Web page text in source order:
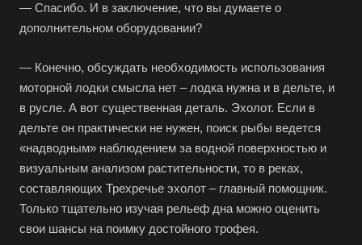
— Спасибо. И в заключение, что вы думаете о
дополнительном оборудовании?
— Конечно, обсуждать необходимость использования
моторной лодки смысла нет – лодка нужна и в дельте, и
в русле. А вот существенная деталь. Эхолот. Если в
дельте он практически не нужен, поиск рыбы ведется
«надводным» наблюдением за водной поверхностью и
визуальным анализом растительности, то в реках,
составляющих Трехречье эхолот – главный помощник.
Только тщательно изучая рельеф дна можно оценить
свои шансы на поимку достойного трофея.